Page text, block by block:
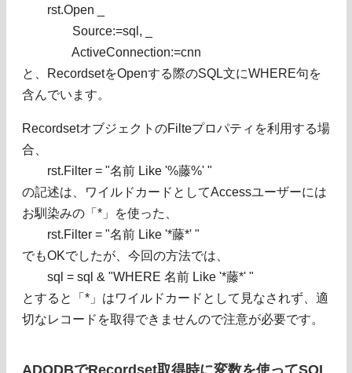
rst.Open _
Source:=sql, _
ActiveConnection:=cnn
と、RecordsetをOpenする際のSQL文にWHERE句を
含んでいます。
RecordsetオブジェクトのFilteプロパティを利用する場
合、
rst.Filter = "名前 Like '%藤%' "
の記述は、ワイルドカードとしてAccessユーザーには
お馴染みの「*」を使った、
rst.Filter = "名前 Like '*藤*' "
でもOKでしたが、今回の方法では、
sql = sql & "WHERE 名前 Like '*藤*' "
とすると「*」はワイルドカードとして見なされず、適
切なレコードを取得できませんので注意が必要です。
ADODBでRecordset取得時に変数を使ってSQL